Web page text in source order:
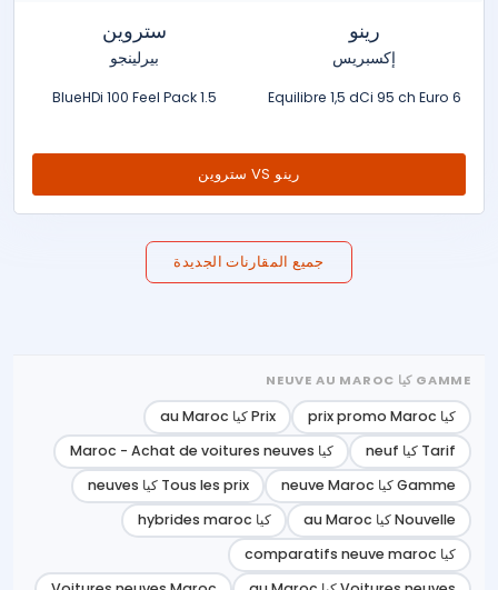
رينو
إكسبريس
Equilibre 1,5 dCi 95 ch Euro 6
ستروين
بيرلينجو
1.5 BlueHDi 100 Feel Pack
رينو VS ستروين
جميع المقارنات الجديدة
GAMME كيا NEUVE AU MAROC
كيا prix promo Maroc
Prix كيا au Maroc
Tarif كيا neuf
كيا Maroc - Achat de voitures neuves
Gamme كيا neuve Maroc
Tous les prix كيا neuves
Nouvelle كيا au Maroc
كيا hybrides maroc
كيا comparatifs neuve maroc